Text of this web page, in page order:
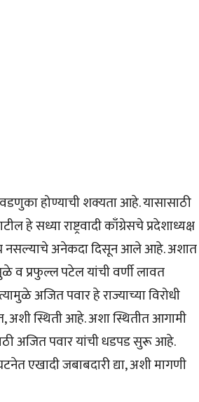
होण्याची शक्यता आहे. यासासाठी
हे सध्या राष्ट्रवादी काँग्रेसचे प्रदेशाध्यक्ष
नसल्याचे अनेकदा दिसून आले आहे. अशात
सुळे व प्रफुल्ल पटेल यांची वर्णी लावत
अजित पवार हे राज्याच्या विरोधी
अशी स्थिती आहे. अशा स्थितीत आगामी
अजित पवार यांची धडपड सुरू आहे.
एखादी जबाबदारी द्या, अशी मागणी